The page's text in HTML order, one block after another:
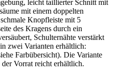
leicht taillierter Schnitt mit
mit einem doppelten
Knopfleiste mit 5
des Kragens durch ein
Schulternähte verstärkt
zwei Varianten erhältlich:
Farbübersicht). Die Variante
Vorrat reicht erhältlich.